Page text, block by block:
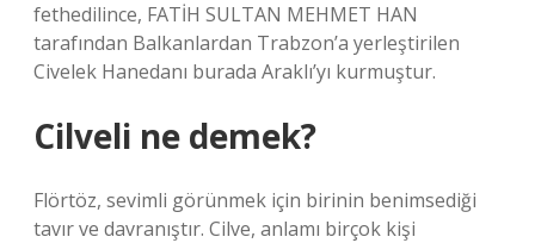
fethedilince, FATİH SULTAN MEHMET HAN
tarafından Balkanlardan Trabzon’a yerleştirilen
Civelek Hanedanı burada Araklı’yı kurmuştur.
Cilveli ne demek?
Flörtöz, sevimli görünmek için birinin benimsediği
tavır ve davranıştır. Cilve, anlamı birçok kişi